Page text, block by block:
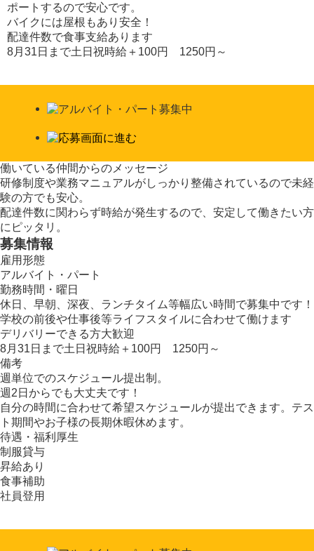
ポートするので安心です。
バイクには屋根もあり安全！
配達件数で食事支給あります
8月31日まで土日祝時給＋100円 1250円～
働いている仲間からのメッセージ
研修制度や業務マニュアルがしっかり整備されているので未経
験の方でも安心。
配達件数に関わらず時給が発生するので、安定して働きたい方
にピッタリ。
募集情報
雇用形態
アルバイト・パート
勤務時間・曜日
休日、早朝、深夜、ランチタイム等幅広い時間で募集中です！
学校の前後や仕事後等ライフスタイルに合わせて働けます
デリバリーできる方大歓迎
8月31日まで土日祝時給＋100円 1250円～
備考
週単位でのスケジュール提出制。
週2日からでも大丈夫です！
自分の時間に合わせて希望スケジュールが提出できます。テス
ト期間やお子様の長期休暇休めます。
待遇・福利厚生
制服貸与
昇給あり
食事補助
社員登用